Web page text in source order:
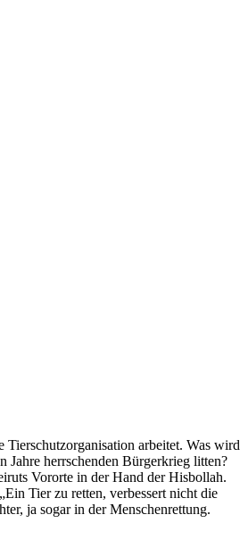
arbeitet. Was wird
Jahre herrschenden Bürgerkrieg litten?
Vororte in der Hand der Hisbollah.
Tier zu retten, verbessert nicht die
ja sogar in der Menschenrettung.